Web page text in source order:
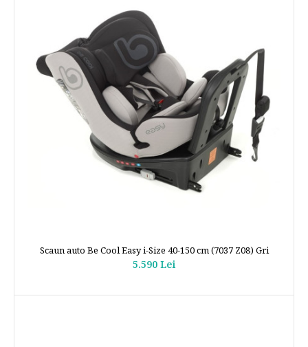
Scaun auto Be Cool Easy i-Size 40-150 cm (7037 Z08) Gri
5.590 Lei